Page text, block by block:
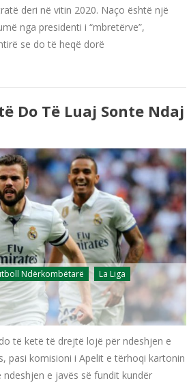
deri në vitin 2020. Naço është një
nga presidenti i “mbretërve”,
se do të heqë dorë
Do Të Luaj Sonte Ndaj
Ndërkombëtarë
La Liga
të ketë të drejtë lojë për ndeshjen e
pasi komisioni i Apelit e tërhoqi kartonin
e javës së fundit kundër